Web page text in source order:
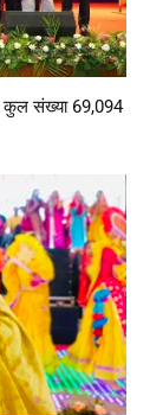
कुल संख्या 69,094